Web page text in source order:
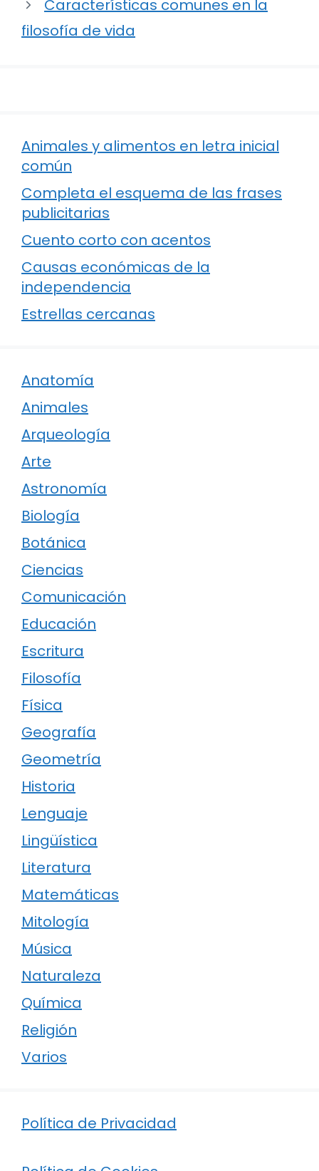
Características comunes en la
filosofía de vida
Animales y alimentos en letra inicial
común
Completa el esquema de las frases
publicitarias
Cuento corto con acentos
Causas económicas de la
independencia
Estrellas cercanas
Anatomía
Animales
Arqueología
Arte
Astronomía
Biología
Botánica
Ciencias
Comunicación
Educación
Escritura
Filosofía
Física
Geografía
Geometría
Historia
Lenguaje
Lingüística
Literatura
Matemáticas
Mitología
Música
Naturaleza
Química
Religión
Varios
Política de Privacidad